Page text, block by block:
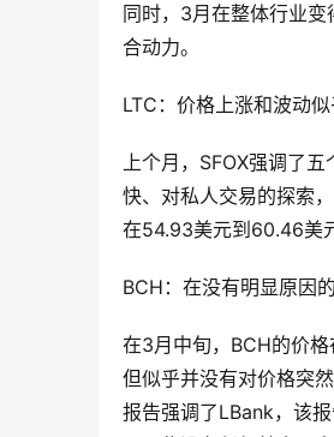
同时，3月在整体行业
合动力。
LTC：价格上涨和波动
上个月，SFOX强调了
快、对私人交易的探索
在54.93美元到60.46美
BCH：在没有明显原因
在3月中旬，BCH的价格
但似乎并没有对价格突
报告强调了LBank，该